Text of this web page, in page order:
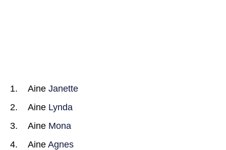
Aine Janette
Aine Lynda
Aine Mona
Aine Agnes